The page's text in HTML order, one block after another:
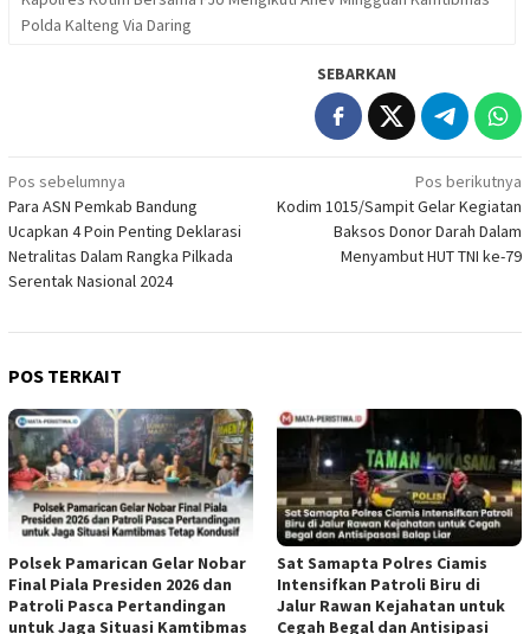
Polda Kalteng Via Daring
SEBARKAN
Navigasi
pos
Pos sebelumnya
Para ASN Pemkab Bandung
Ucapkan 4 Poin Penting Deklarasi
Netralitas Dalam Rangka Pilkada
Serentak Nasional 2024
Pos berikutnya
Kodim 1015/Sampit Gelar Kegiatan
Baksos Donor Darah Dalam
Menyambut HUT TNI ke-79
POS TERKAIT
Polsek Pamarican Gelar Nobar
Final Piala Presiden 2026 dan
Patroli Pasca Pertandingan
untuk Jaga Situasi Kamtibmas
Sat Samapta Polres Ciamis
Intensifkan Patroli Biru di
Jalur Rawan Kejahatan untuk
Cegah Begal dan Antisipasi